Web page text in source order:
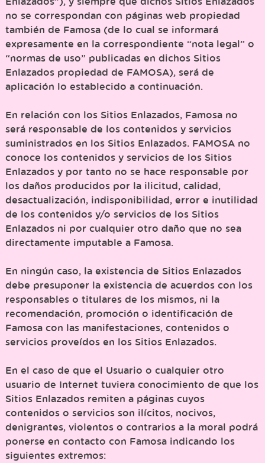
no se correspondan con páginas web propiedad
también de Famosa (de lo cual se informará
expresamente en la correspondiente “nota legal” o
“normas de uso” publicadas en dichos Sitios
Enlazados propiedad de FAMOSA), será de
aplicación lo establecido a continuación.
En relación con los Sitios Enlazados, Famosa no
será responsable de los contenidos y servicios
suministrados en los Sitios Enlazados. FAMOSA no
conoce los contenidos y servicios de los Sitios
Enlazados y por tanto no se hace responsable por
los daños producidos por la ilicitud, calidad,
desactualización, indisponibilidad, error e inutilidad
de los contenidos y/o servicios de los Sitios
Enlazados ni por cualquier otro daño que no sea
directamente imputable a Famosa.
En ningún caso, la existencia de Sitios Enlazados
debe presuponer la existencia de acuerdos con los
responsables o titulares de los mismos, ni la
recomendación, promoción o identificación de
Famosa con las manifestaciones, contenidos o
servicios proveídos en los Sitios Enlazados.
En el caso de que el Usuario o cualquier otro
usuario de Internet tuviera conocimiento de que los
Sitios Enlazados remiten a páginas cuyos
contenidos o servicios son ilícitos, nocivos,
denigrantes, violentos o contrarios a la moral podrá
ponerse en contacto con Famosa indicando los
siguientes extremos: